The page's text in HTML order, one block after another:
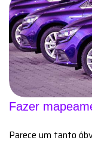
Fazer
Parece um tanto